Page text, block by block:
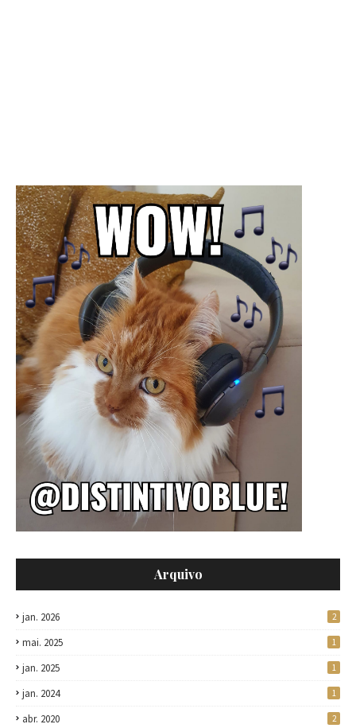
Arquivo
jan. 2026 2
mai. 2025 1
jan. 2025 1
jan. 2024 1
abr. 2020 2